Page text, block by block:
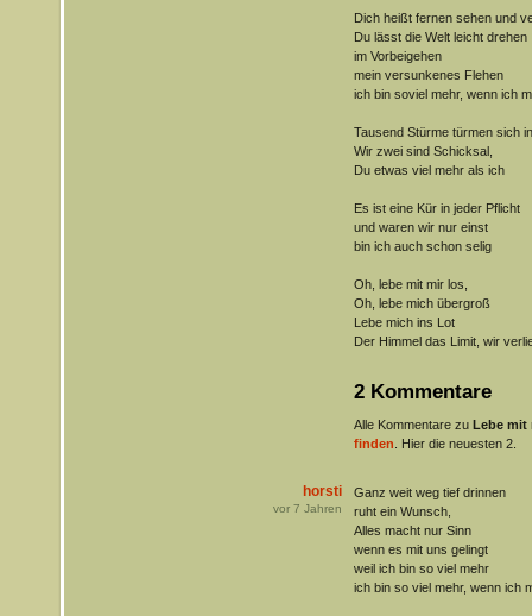
Dich heißt fernen sehen und
Du lässt die Welt leicht drehen
im Vorbeigehen
mein versunkenes Flehen
ich bin soviel mehr, wenn ich
Tausend Stürme türmen sich
Wir zwei sind Schicksal,
Du etwas viel mehr als ich
Es ist eine Kür in jeder Pflicht
und waren wir nur einst
bin ich auch schon selig
Oh, lebe mit mir los,
Oh, lebe mich übergroß
Lebe mich ins Lot
Der Himmel das Limit, wir
2 Kommentare
Alle Kommentare zu Lebe mit
finden . Hier die neuesten 2.
horsti
vor 7 Jahren
Ganz weit weg tief drinnen
ruht ein Wunsch,
Alles macht nur Sinn
wenn es mit uns gelingt
weil ich bin so viel mehr
ich bin so viel mehr, wenn ich